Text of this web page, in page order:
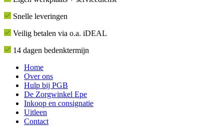
Snelle leveringen
Veilig betalen via o.a. iDEAL
14 dagen bedenktermijn
Home
Over ons
Hulp bij PGB
De Zorgwinkel Epe
Inkoop en consignatie
Uitleen
Contact